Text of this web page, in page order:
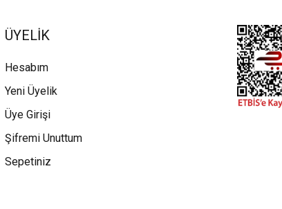
ÜYELİK
Hesabım
Yeni Üyelik
Üye Girişi
Şifremi Unuttum
Sepetiniz